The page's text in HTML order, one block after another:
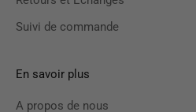
Suivi de commande
En savoir plus
A propos de nous